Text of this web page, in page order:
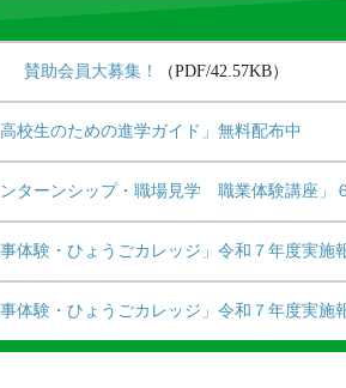
助会員大募集！ （PDF/42.57KB）
校生のための進学ガイド」無料配布中
ンターンシップ・職場見学 職業体験講座」
事体験・ひょうごカレッジ」令和７年度実施
事体験・ひょうごカレッジ」令和７年度実施